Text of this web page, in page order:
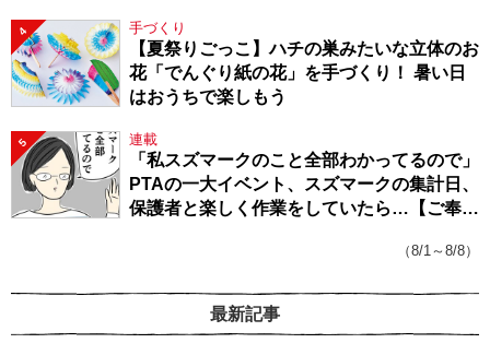
4 手づくり
【夏祭りごっこ】ハチの巣みたいな立体のお
花「でんぐり紙の花」を手づくり！ 暑い日
はおうちで楽しもう
5 連載
「私スズマークのこと全部わかってるので」
PTAの一大イベント、スズマークの集計日、
保護者と楽しく作業をしていたら…【ご奉仕
（8/1～8/8）
最新記事